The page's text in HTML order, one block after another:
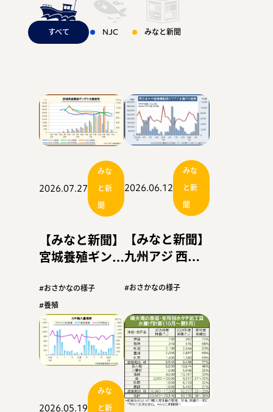
お問い合わせ
運営会社：日本事務器株式会社
© 2021 Nippon Jimuki Co., Ltd.
据え、どう変わる
のか！！〜
の先端に足を踏み
入れる！！〜
乗船！！〜
すべて NJC みなと新聞
2026.07.27
みな
と新
聞
【みなと新聞】
宮城養殖ギンザ
計画目前 ほぼ
終漁 単価は震
災後２番目の高
さ
#おさかなの様子
#養殖
2026.06.12
みな
と新
聞
【みなと新聞】
九州アジ 西巻
月水揚げは高水
#おさかなの様子
2026.05.19
みな
と新